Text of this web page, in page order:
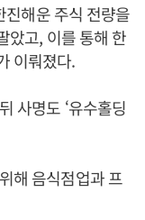
해운 주식 전량을
았고, 이를 통해 한
이뤄졌다.
사명도 ‘유수홀딩
해 음식점업과 프